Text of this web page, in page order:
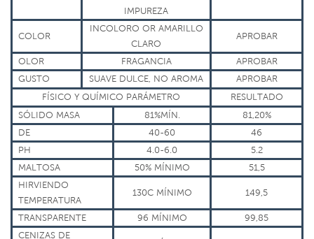
IMPUREZA
COLOR
INCOLORO OR AMARILLO
CLARO
APROBAR
OLOR FRAGANCIA
APROBAR
GUSTO
SUAVE DULCE, NO AROMA
APROBAR
FÍSICO Y QUÍMICO PARÁMETRO
RESULTADO
SÓLIDO MASA 81%MÍN.
81,20%
DE
40-60
46
PH
4.0-6.0
5.2
MALTOSA
50% MÍNIMO
51,5
HIRVIENDO
TEMPERATURA
130C MÍNIMO 149,5
TRANSPARENTE 96 MÍNIMO
99,85
CENIZAS DE